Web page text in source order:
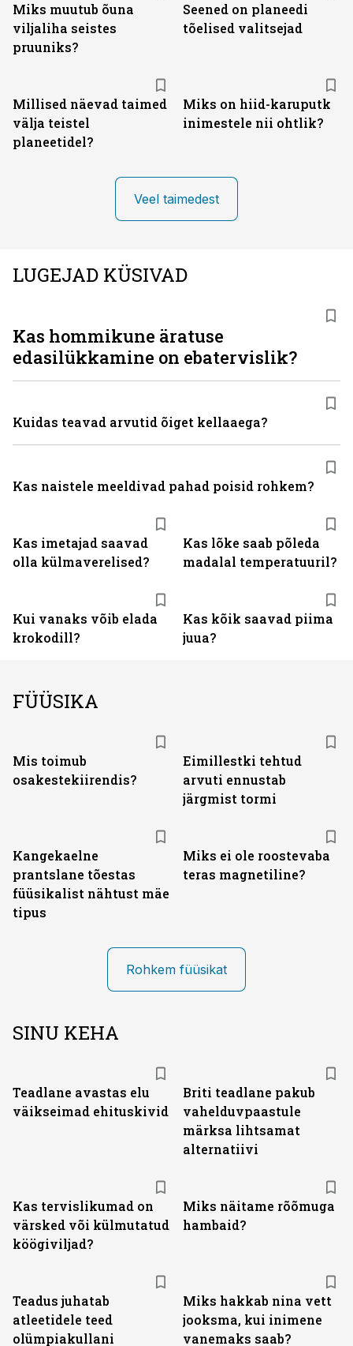
Miks muutub õuna
viljaliha seistes
pruuniks?
Seened on planeedi
tõelised valitsejad
Millised näevad taimed
välja teistel
planeetidel?
Miks on hiid-karuputk
inimestele nii ohtlik?
Veel taimedest
LUGEJAD KÜSIVAD
Kas imetajad saavad
olla külmaverelised?
Kas lõke saab põleda
madalal temperatuuril?
Kui vanaks võib elada
krokodill?
Kas kõik saavad piima
juua?
Kas hommikune äratuse
edasilükkamine on ebatervislik?
Kuidas teavad arvutid õiget kellaaega?
Kas naistele meeldivad pahad poisid rohkem?
FÜÜSIKA
Mis toimub
osakestekiirendis?
Eimillestki tehtud
arvuti ennustab
järgmist tormi
Kangekaelne
prantslane tõestas
füüsikalist nähtust mäe
tipus
Miks ei ole roostevaba
teras magnetiline?
Rohkem füüsikat
SINU KEHA
Teadlane avastas elu
väikseimad ehituskivid
Briti teadlane pakub
vahelduvpaastule
märksa lihtsamat
alternatiivi
Kas tervislikumad on
värsked või külmutatud
köögiviljad?
Miks näitame rõõmuga
hambaid?
Teadus juhatab
atleetidele teed
olümpiakullani
Miks hakkab nina vett
jooksma, kui inimene
vanemaks saab?